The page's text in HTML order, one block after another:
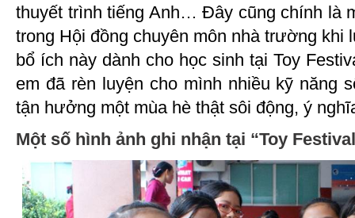
thuyết trình tiếng Anh… Đây cũng chính là
trong Hội đồng chuyên môn nhà trường khi
bổ ích này dành cho học sinh tại Toy
em đã rèn luyện cho mình nhiều kỹ năng
tận hưởng một mùa hè thật sôi động, ý
Một số hình ảnh ghi nhận tại “Toy